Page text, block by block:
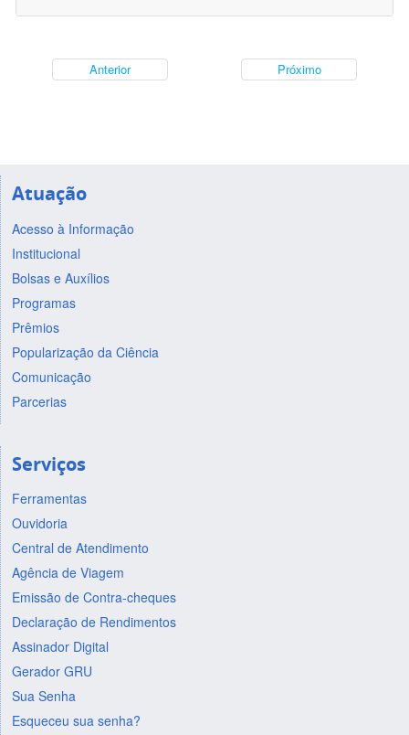
Anterior Próximo
Atuação
Acesso à Informação
Institucional
Bolsas e Auxílios
Programas
Prêmios
Popularização da Ciência
Comunicação
Parcerias
Serviços
Ferramentas
Ouvidoria
Central de Atendimento
Agência de Viagem
Emissão de Contra-cheques
Declaração de Rendimentos
Assinador Digital
Gerador GRU
Sua Senha
Esqueceu sua senha?